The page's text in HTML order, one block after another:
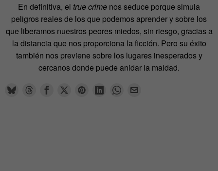
En definitiva, el true crime nos seduce porque simula
peligros reales de los que podemos aprender y sobre los
que liberamos nuestros peores miedos, sin riesgo, gracias a
la distancia que nos proporciona la ficción. Pero su éxito
también nos previene sobre los lugares inesperados y
cercanos donde puede anidar la maldad.